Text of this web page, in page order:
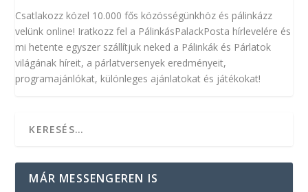
Csatlakozz közel 10.000 fős közösségünkhöz és pálinkázz
velünk online! Iratkozz fel a PálinkásPalackPosta hírlevelére és
mi hetente egyszer szállítjuk neked a Pálinkák és Párlatok
világának híreit, a párlatversenyek eredményeit,
programajánlókat, különleges ajánlatokat és játékokat!
MÁR MESSENGEREN IS